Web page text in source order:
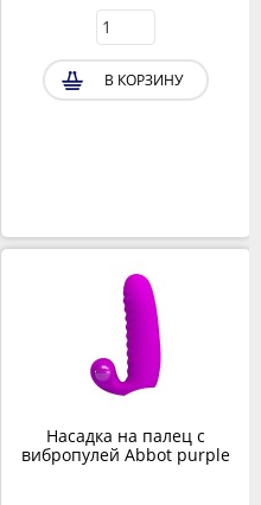
В КОРЗИНУ
Насадка на палец с
вибропулей Abbot purple